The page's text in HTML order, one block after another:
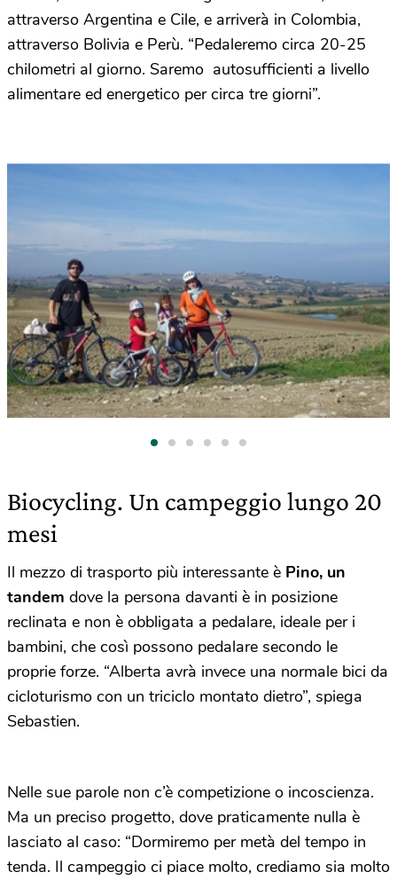
attraverso Argentina e Cile, e arriverà in Colombia,
attraverso Bolivia e Perù. “Pedaleremo circa 20-25
chilometri al giorno. Saremo autosufficienti a livello
alimentare ed energetico per circa tre giorni”.
Biocycling. Un campeggio lungo 20
mesi
Il mezzo di trasporto più interessante è Pino, un
tandem dove la persona davanti è in posizione
reclinata e non è obbligata a pedalare, ideale per i
bambini, che così possono pedalare secondo le
proprie forze. “Alberta avrà invece una normale bici da
cicloturismo con un triciclo montato dietro”, spiega
Sebastien.
Nelle sue parole non c’è competizione o incoscienza.
Ma un preciso progetto, dove praticamente nulla è
lasciato al caso: “Dormiremo per metà del tempo in
tenda. Il campeggio ci piace molto, crediamo sia molto